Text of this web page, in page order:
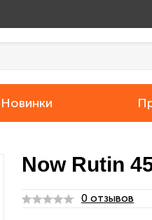
Новинки
Now Rutin
0 отзывов